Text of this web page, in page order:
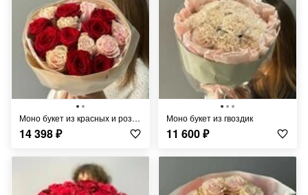
Моно букет из красных и розовых роз
14 398₽
Моно букет из гвоздик
11 600₽